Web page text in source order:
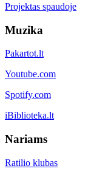
Projektas spaudoje
Muzika
Pakartot.lt
Youtube.com
Spotify.com
iBiblioteka.lt
Nariams
Ratilio klubas